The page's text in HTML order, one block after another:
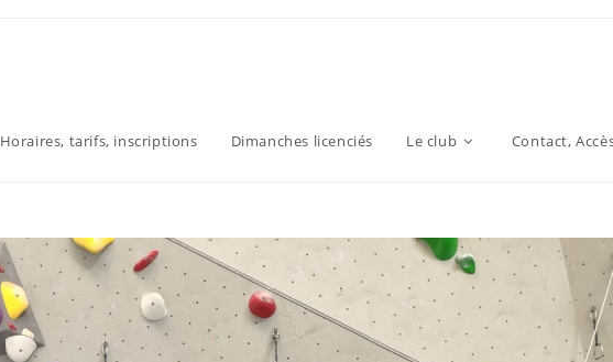
Horaires, tarifs, inscriptions Dimanches licenciés Le club Contact,